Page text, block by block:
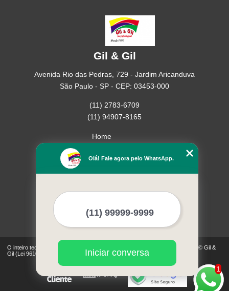
Gil & Gil
Avenida Rio das Pedras, 729 - Jardim Aricanduva
São Paulo - SP - CEP: 03453-000
(11) 2783-6709
(11) 94907-8165
Home
Missão
Serviços
Mais Serviços
O inteiro teor deste site está sujeito à proteção de direitos autorais. Copyright© Gil &
Gil (Lei 9610 de 19/02/1998)
1
Olá! Fale agora pelo WhatsApp.
Iniciar conversa